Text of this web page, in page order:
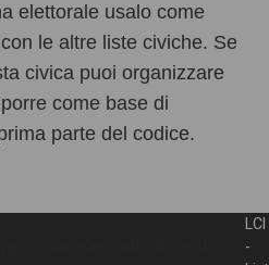
elettorale usalo come
le altre liste civiche. Se
civica puoi organizzare
come base di
parte del codice.
LCI
-